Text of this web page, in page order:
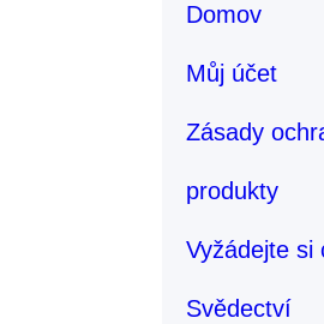
Domov
Můj účet
Zásady
produkty
Vyžádejte si
Svědectví